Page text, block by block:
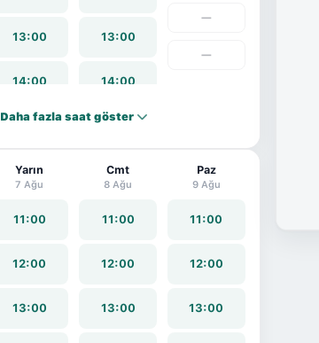
17:00
18:00
19:00
20:00
17:00
18:00
19:00
20:00 20:00
13:00
14:00
16:00
17:00
18:00
19:00
13:00
14:00
15:00
16:00
17:00
—
—
Daha fazla saat göster
Yarın
7 Ağu
11:00
12:00
13:00
Cmt
8 Ağu
11:00
12:00
13:00
Paz
9 Ağu
11:00
12:00
13:00